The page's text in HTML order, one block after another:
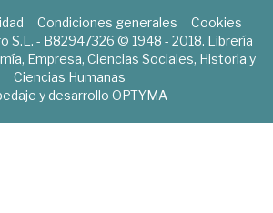
Condiciones generales
Cookies
S.L. - B82947326 © 1948 - 2018. Librería
Empresa, Ciencias Sociales, Historia y
Ciencias Humanas
y desarrollo OPTYMA